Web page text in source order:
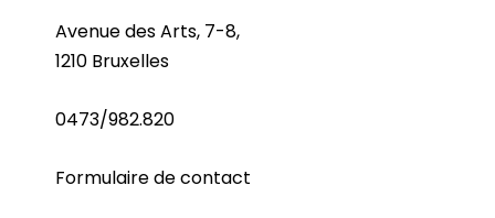
Avenue des Arts, 7-8,
1210 Bruxelles
0473/982.820
Formulaire de contact